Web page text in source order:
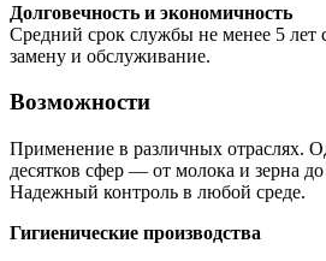
Долговечность и экономичность
Средний срок службы не менее 5 лет
замену и обслуживание.
Возможности
Применение в различных отраслях.
десятков сфер — от молока и зерна
Надежный контроль в любой среде.
Гигиенические производства